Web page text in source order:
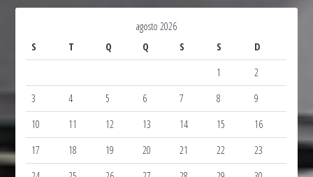
agosto 2026
S
T Q Q S S
D
1
2
3
4 5 6 7 8
9
10
11 12 13 14 15
16
17
18 19 20 21 22
23